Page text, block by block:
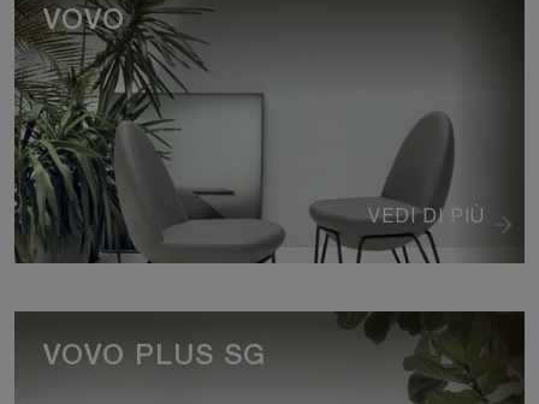
VEDI DI PIÙ
VOVO
VOVO PLUS SG